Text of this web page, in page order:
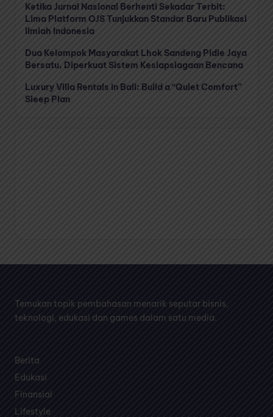
Ketika Jurnal Nasional Berhenti Sekadar Terbit:
Lima Platform OJS Tunjukkan Standar Baru Publikasi
Ilmiah Indonesia
Dua Kelompok Masyarakat Lhok Sandeng Pidie Jaya
Bersatu, Diperkuat Sistem Kesiapsiagaan Bencana
Luxury Villa Rentals in Bali: Build a “Quiet Comfort”
Sleep Plan
Temukan topik pembahasan menarik seputar bisnis,
teknologi, edukasi dan games dalam satu media.
Berita
Edukasi
Finansial
Lifestyle